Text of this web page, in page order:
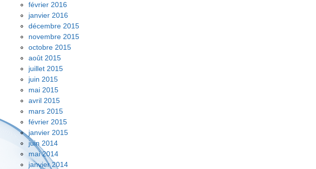
février 2016
janvier 2016
décembre 2015
novembre 2015
octobre 2015
août 2015
juillet 2015
juin 2015
mai 2015
avril 2015
mars 2015
février 2015
janvier 2015
juin 2014
mai 2014
janvier 2014